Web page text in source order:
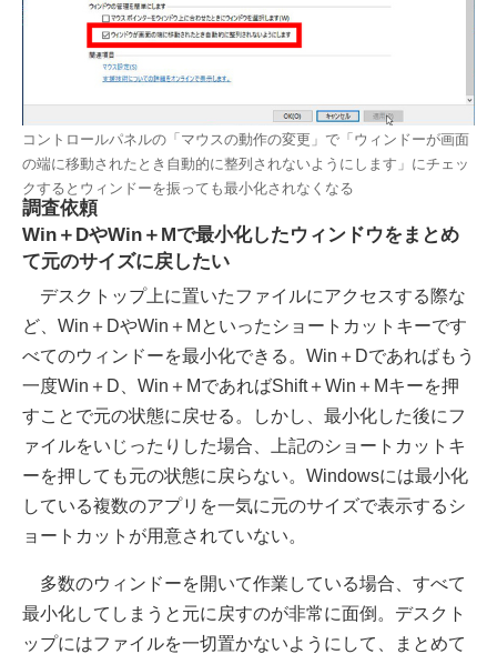
コントロールパネルの「マウスの動作の変更」で「ウィンドーが画面
の端に移動されたとき自動的に整列されないようにします」にチェッ
クするとウィンドーを振っても最小化されなくなる
調査依頼
Win＋DやWin＋Mで最小化したウィンドウをまとめ
て元のサイズに戻したい
デスクトップ上に置いたファイルにアクセスする際な
ど、Win＋DやWin＋Mといったショートカットキーです
べてのウィンドーを最小化できる。Win＋Dであればもう
一度Win＋D、Win＋MであればShift＋Win＋Mキーを押
すことで元の状態に戻せる。しかし、最小化した後にフ
ァイルをいじったりした場合、上記のショートカットキ
ーを押しても元の状態に戻らない。Windowsには最小化
している複数のアプリを一気に元のサイズで表示するシ
ョートカットが用意されていない。
多数のウィンドーを開いて作業している場合、すべて
最小化してしまうと元に戻すのが非常に面倒。デスクト
ップにはファイルを一切置かないようにして、まとめて